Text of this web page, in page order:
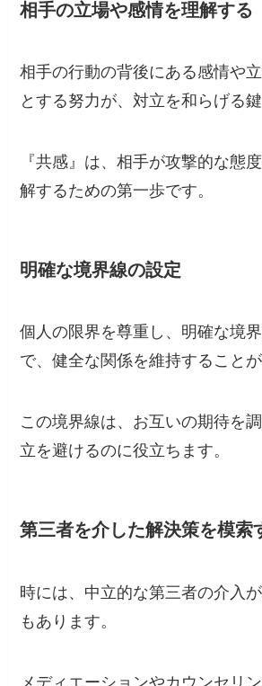
相手の立場や感情を理解する
相手の行動の背後にある感情や
とする努力が、対立を和らげる鍵
『共感』は、相手が攻撃的な態
解するための第一歩です。
明確な境界線の設定
個人の限界を尊重し、明確な境
で、健全な関係を維持することが
この境界線は、お互いの期待を
立を避けるのに役立ちます。
第三者を介した解決策を模索
時には、中立的な第三者の介入
もあります。
メディエーションやカウンセリ